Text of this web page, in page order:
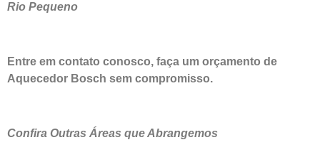
Rio Pequeno
Entre em contato conosco, faça um orçamento de
Aquecedor Bosch sem compromisso.
Confira Outras Áreas que Abrangemos